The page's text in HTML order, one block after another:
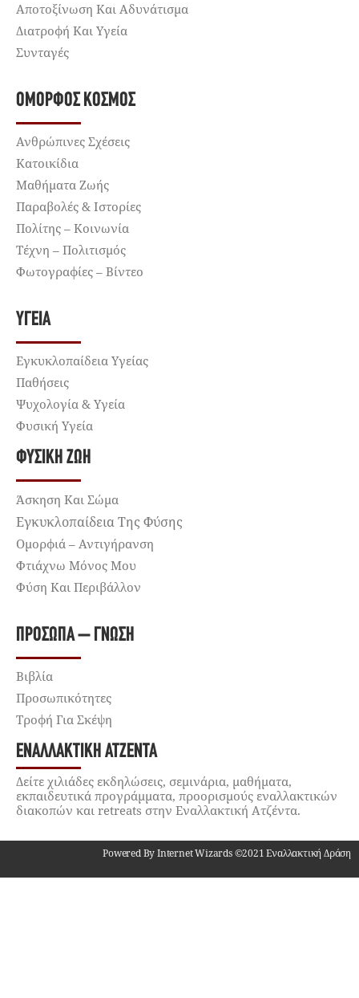
Αποτοξίνωση Και Αδυνάτισμα
Διατροφή Και Υγεία
Συνταγές
ΌΜΟΡΦΟΣ ΚΌΣΜΟΣ
Ανθρώπινες Σχέσεις
Κατοικίδια
Μαθήματα Ζωής
Παραβολές & Ιστορίες
Πολίτης – Κοινωνία
Τέχνη – Πολιτισμός
Φωτογραφίες – Βίντεο
ΥΓΕΊΑ
Εγκυκλοπαίδεια Υγείας
Παθήσεις
Ψυχολογία & Υγεία
Φυσική Υγεία
ΦΥΣΙΚΉ ΖΩΉ
Άσκηση Και Σώμα
Εγκυκλοπαίδεια Της Φύσης
Ομορφιά – Αντιγήρανση
Φτιάχνω Μόνος Μου
Φύση Και Περιβάλλον
ΠΡΌΣΩΠΑ – ΓΝΏΣΗ
Βιβλία
Προσωπικότητες
Τροφή Για Σκέψη
ΕΝΑΛΛΑΚΤΙΚΉ ΑΤΖΈΝΤΑ
Δείτε χιλιάδες εκδηλώσεις, σεμινάρια, μαθήματα,
εκπαιδευτικά προγράμματα, προορισμούς εναλλακτικών
διακοπών και retreats στην Εναλλακτική Ατζέντα.
Powered By Internet Wizards ©2021 Εναλλακτική Δράση